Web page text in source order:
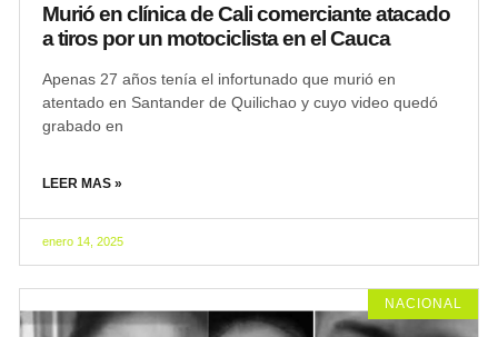
Murió en clínica de Cali comerciante atacado
a tiros por un motociclista en el Cauca
Apenas 27 años tenía el infortunado que murió en
atentado en Santander de Quilichao y cuyo video quedó
grabado en
LEER MAS »
enero 14, 2025
NACIONAL